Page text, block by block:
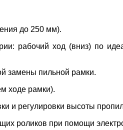
до 250 мм).
рабочий ход (вниз) по
замены пильной рамки.
ходе рамки).
и регулировки высоты
роликов при помощи